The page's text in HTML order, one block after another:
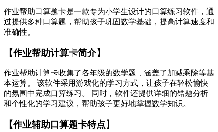
作业帮助口算题卡是一款专为小学生设计的口算练习软件，通
过提供多种口算题，帮助孩子巩固数学基础，提高计算速度和
准确性。
【作业帮助计算卡简介】
作业帮助计算卡收集了各年级的数学题，涵盖了加减乘除等基
本运算。 该软件采用游戏化的学习方式，让孩子在轻松愉快
的氛围中完成口算练习。 同时，软件还提供详细的错题分析
和个性化的学习建议，帮助孩子更好地掌握数学知识。
【作业辅助口算题卡特点】